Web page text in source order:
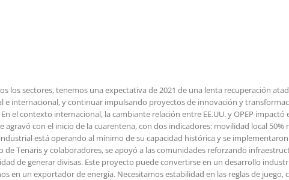
los sectores, tenemos una expectativa de 2021 de una lenta recuperación
e internacional, y continuar impulsando proyectos de innovación y
el contexto internacional, la cambiante relación entre EE.UU. y OPEP
con el inicio de la cuarentena, con dos indicadores: movilidad local
está operando al mínimo de su capacidad histórica y se
de Tenaris y colaboradores, se apoyó a las comunidades reforzando
de generar divisas. Este proyecto puede convertirse en un desarrollo
en un exportador de energía. Necesitamos estabilidad en las reglas de